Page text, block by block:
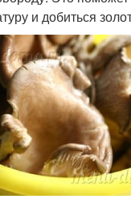
и добиться